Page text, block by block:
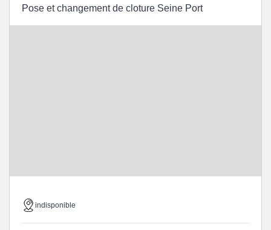
Pose et changement de cloture Seine Port
indisponible